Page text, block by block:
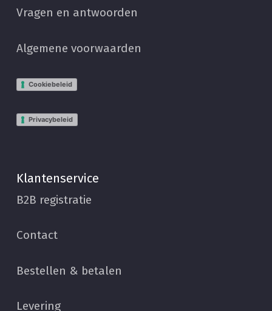
Vragen en antwoorden
Algemene voorwaarden
Cookiebeleid
Privacybeleid
Klantenservice
B2B registratie
Contact
Bestellen & betalen
Levering